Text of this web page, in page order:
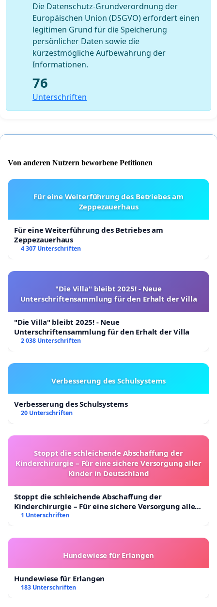
Die Datenschutz-Grundverordnung der
Europäischen Union (DSGVO) erfordert einen
legitimen Grund für die Speicherung
persönlicher Daten sowie die
kürzestmögliche Aufbewahrung der
Informationen.
76
Unterschriften
Von anderen Nutzern beworbene Petitionen
Für eine Weiterführung des Betriebes am
Zeppezauerhaus
Für eine Weiterführung des Betriebes am
Zeppezauerhaus
4 307 Unterschriften
"Die Villa" bleibt 2025! - Neue
Unterschriftensammlung für den Erhalt der Villa
"Die Villa" bleibt 2025! - Neue
Unterschriftensammlung für den Erhalt der Villa
2 038 Unterschriften
Verbesserung des Schulsystems
Verbesserung des Schulsystems
20 Unterschriften
Stoppt die schleichende Abschaffung der
Kinderchirurgie – Für eine sichere Versorgung aller
Kinder in Deutschland
Stoppt die schleichende Abschaffung der
Kinderchirurgie – Für eine sichere Versorgung aller
Kinder in Deutschland
1 Unterschriften
Hundewiese für Erlangen
Hundewiese für Erlangen
183 Unterschriften